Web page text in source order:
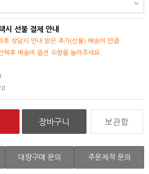
시 선불 결제 안내
후 상담시 안내 받은 추가(선불) 배송비 만큼
택후 배송비 옵션 수량을 늘려주세요.
보관함
대량구매 문의 주문제작 문의